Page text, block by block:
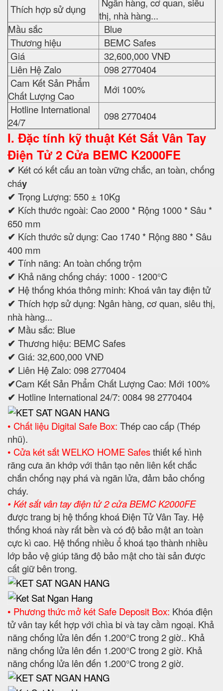
Thích hợp sử dụng
Ngân hàng, cơ quan, siêu
thị, nhà hàng...
Mầu sắc
Blue
Thương hiệu
BEMC Safes
Giá
32,600,000 VNĐ
Liên Hệ Zalo
098 2770404
Cam Kết Sản Phẩm
Chất Lượng Cao
Mới 100%
Hotline International
24/7
098 2770404
I. Đặc tính kỹ thuật Két Sắt Vân Tay
Điện Tử 2 Cửa BEMC K2000FE
✔ Két có kết cấu an toàn vững chắc, an toàn, chống
cháy
✔ Trọng Lượng: 550 ± 10Kg
✔ Kích thước ngoài: Cao 2000 * Rộng 1000 * Sâu *
650 mm
✔ Kích thước sử dụng: Cao 1740 * Rộng 880 * Sâu
400 mm
✔ Tính năng: An toàn chống trộm
✔ Khả năng chống cháy: 1000 - 1200°C
✔ Hệ thống khóa thông minh: Khoá vân tay điện tử
✔ Thích hợp sử dụng: Ngân hàng, cơ quan, siêu thị,
nhà hàng...
✔ Mầu sắc: Blue
✔ Thương hiệu: BEMC Safes
✔ Giá: 32,600,000 VNĐ
✔ Liên Hệ Zalo: 098 2770404
✔Cam Kết Sản Phẩm Chất Lượng Cao: Mới 100%
✔ Hotline International 24/7: 0084 98 2770404
• Chất liệu Digital Safe Box: Thép cao cấp (Thép
nhũ).
• Cửa két sắt WELKO HOME Safesthiết kế hình
răng cưa ăn khớp với thân tạo nên liên kết chắc
chắn chống nạy phá và ngăn lửa, đảm bảo chống
cháy.
• Két sắt vân tay điện tử 2 cửa BEMC K2000FE
được trang bị hệ thống khoá Điện Tử Vân Tay. Hệ
thống khoá này rất bền và có độ bảo mật an toàn
cực kì cao. Hệ thống nhiều ổ khoá tạo thành nhiều
lớp bảo vệ giúp tăng độ bảo mật cho tài sản được
cất giữ bên trong.
• Phương thức mở két Safe Deposit Box: Khóa điện
tử vân tay kết hợp với chìa bi và tay cầm ngoại. Khả
năng chống lửa lên đến 1.200°C trong 2 giờ.. Khả
năng chống lửa lên đến 1.200°C trong 2 giờ. Khả
năng chống lửa lên đến 1.200°C trong 2 giờ.